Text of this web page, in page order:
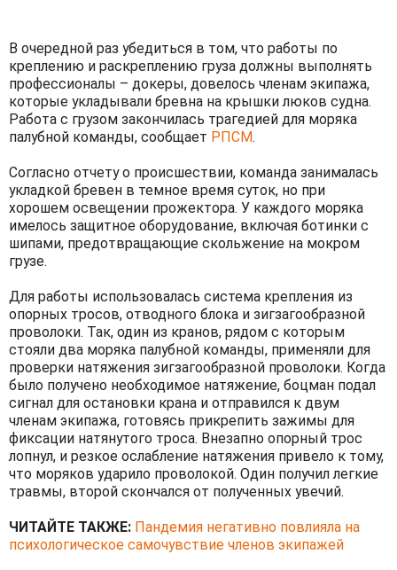
В очередной раз убедиться в том, что работы по
креплению и раскреплению груза должны выполнять
профессионалы – докеры, довелось членам экипажа,
которые укладывали бревна на крышки люков судна.
Работа с грузом закончилась трагедией для моряка
палубной команды, сообщает РПСМ.
Согласно отчету о происшествии, команда занималась
укладкой бревен в темное время суток, но при
хорошем освещении прожектора. У каждого моряка
имелось защитное оборудование, включая ботинки с
шипами, предотвращающие скольжение на мокром
грузе.
Для работы использовалась система крепления из
опорных тросов, отводного блока и зигзагообразной
проволоки. Так, один из кранов, рядом с которым
стояли два моряка палубной команды, применяли для
проверки натяжения зигзагообразной проволоки. Когда
было получено необходимое натяжение, боцман подал
сигнал для остановки крана и отправился к двум
членам экипажа, готовясь прикрепить зажимы для
фиксации натянутого троса. Внезапно опорный трос
лопнул, и резкое ослабление натяжения привело к тому,
что моряков ударило проволокой. Один получил легкие
травмы, второй скончался от полученных увечий.
ЧИТАЙТЕ ТАКЖЕ: Пандемия негативно повлияла на
психологическое самочувствие членов экипажей